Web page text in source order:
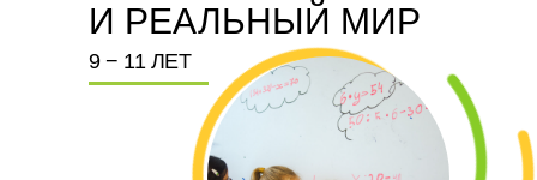
9 − 11 ЛЕТ
И РЕАЛЬНЫЙ МИР